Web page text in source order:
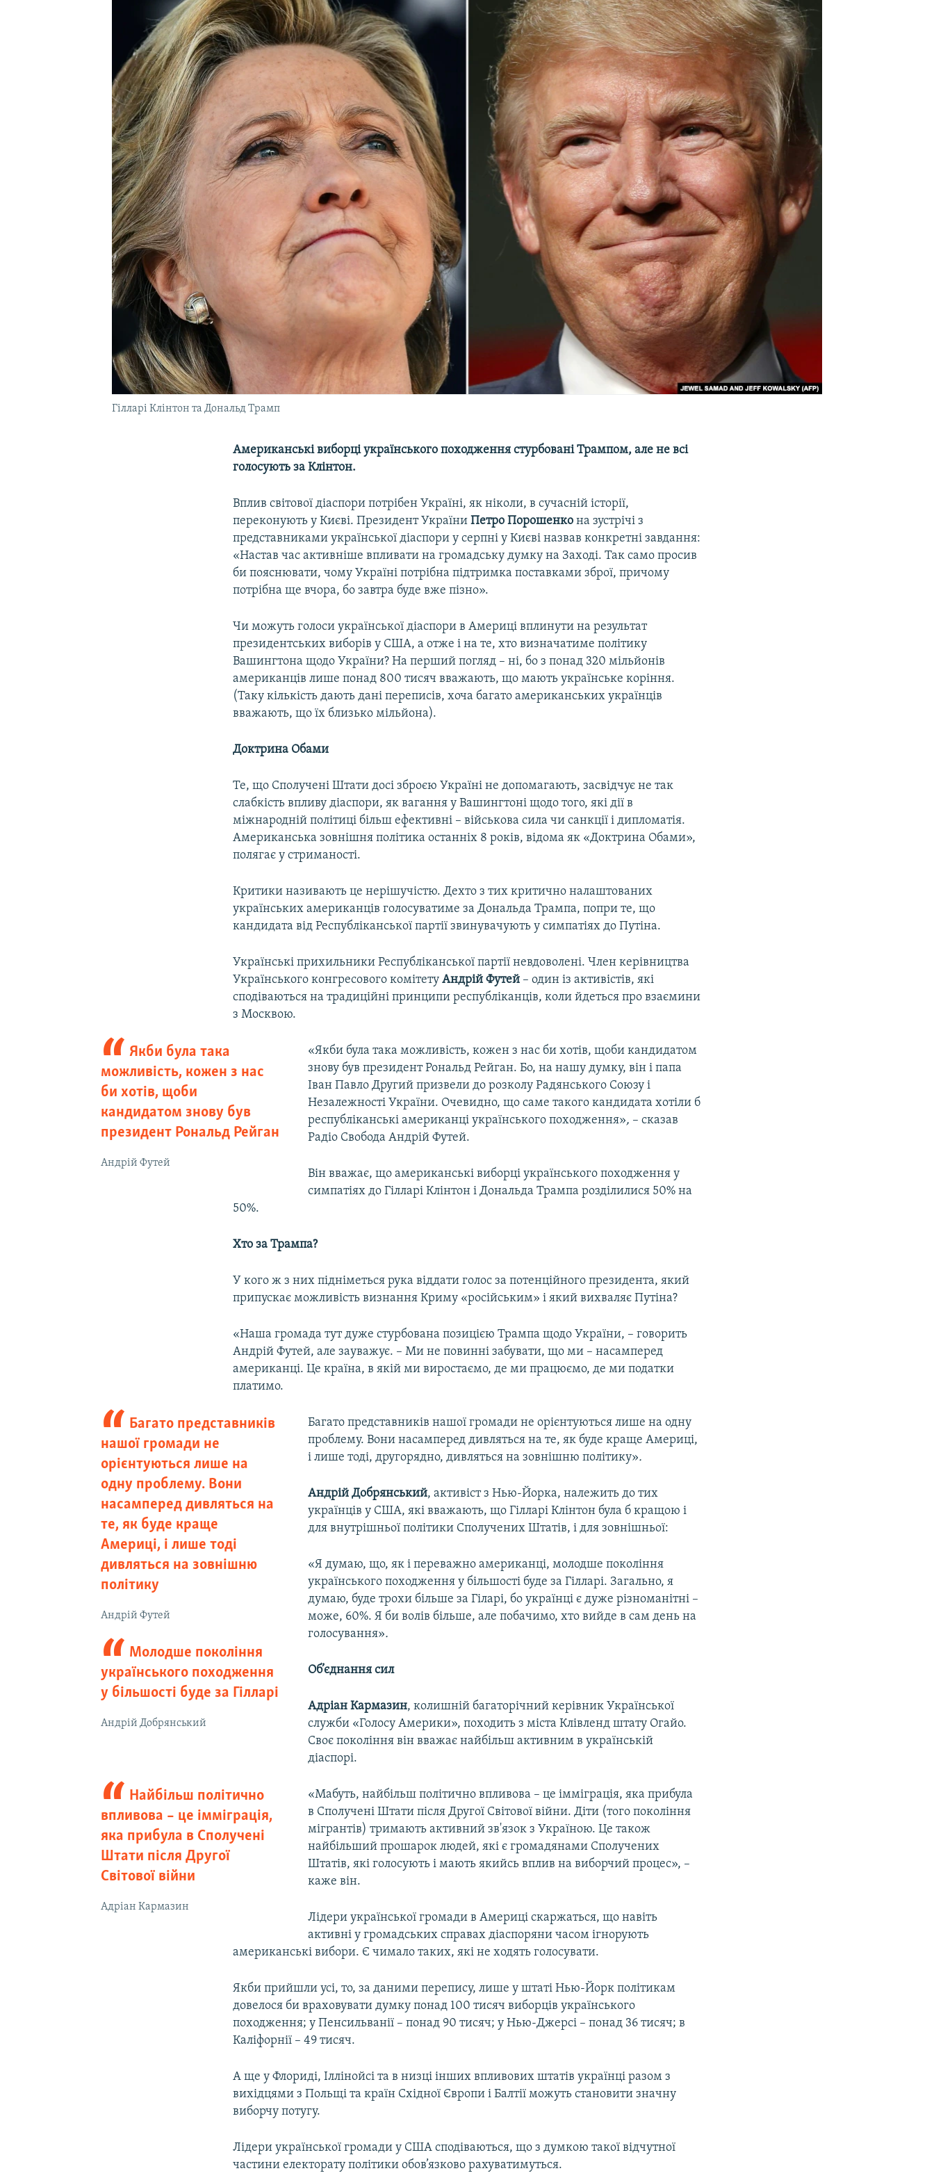
Гілларі Клінтон та Дональд Трамп
Американські виборці українського походження стурбовані Трампом, але не всі
голосують за Клінтон.
Вплив світової діаспори потрібен Україні, як ніколи, в сучасній історії,
переконують у Києві. Президент УкраїниПетро Порошенко на зустрічі з
представниками української діаспори у серпні у Києві назвав конкретні завдання:
«Настав час активніше впливати на громадську думку на Заході. Так само просив
би пояснювати, чому Україні потрібна підтримка поставками зброї, причому
потрібна ще вчора, бо завтра буде вже пізно».
Чи можуть голоси української діаспори в Америці вплинути на результат
президентських виборів у США, а отже і на те, хто визначатиме політику
Вашингтона щодо України? На перший погляд – ні, бо з понад 320 мільйонів
американців лише понад 800 тисяч вважають, що мають українське коріння.
(Таку кількість дають дані переписів, хоча багато американських українців
вважають, що їх близько мільйона).
Доктрина Обами
Те, що Сполучені Штати досі зброєю Україні не допомагають, засвідчує не так
слабкість впливу діаспори, як вагання у Вашингтоні щодо того, які дії в
міжнародній політиці більш ефективні – військова сила чи санкції і дипломатія.
Американська зовнішня політика останніх 8 років, відома як «Доктрина Обами»,
полягає у стриманості.
Критики називають це нерішучістю. Дехто з тих критично налаштованих
українських американців голосуватиме за Дональда Трампа, попри те, що
кандидата від Республіканської партії звинувачують у симпатіях до Путіна.
Українські прихильники Республіканської партії невдоволені. Член керівництва
Українського конгресового комітетуАндрій Футей – один із активістів, які
сподіваються на традиційні принципи республіканців, коли йдеться про взаємини
з Москвою.
Якби була така
можливість, кожен з нас
би хотів, щоби
кандидатом знову був
президент Рональд Рейган
Андрій Футей
«Якби була така можливість, кожен з нас би хотів, щоби кандидатом
знову був президент Рональд Рейган. Бо, на нашу думку, він і папа
Іван Павло Другий призвели до розколу Радянського Союзу і
Незалежності України. Очевидно, що саме такого кандидата хотіли б
республіканські американці українського походження», – сказав
Радіо Свобода Андрій Футей.
Він вважає, що американські виборці українського походження у
симпатіях до Гілларі Клінтон і Дональда Трампа розділилися 50% на
50%.
Хто за Трампа?
У кого ж з них підніметься рука віддати голос за потенційного президента, який
припускає можливість визнання Криму «російським» і який вихваляє Путіна?
«Наша громада тут дуже стурбована позицією Трампа щодо України, – говорить
Андрій Футей, але зауважує. – Ми не повинні забувати, що ми – насамперед
американці. Це країна, в якій ми виростаємо, де ми працюємо, де ми податки
платимо.
Багато представників
нашої громади не
орієнтуються лише на
одну проблему. Вони
насамперед дивляться на
те, як буде краще
Америці, і лише тоді
дивляться на зовнішню
політику
Андрій Футей
Багато представників нашої громади не орієнтуються лише на одну
проблему. Вони насамперед дивляться на те, як буде краще Америці,
і лише тоді, другорядно, дивляться на зовнішню політику».
Андрій Добрянський, активіст з Нью-Йорка, належить до тих
українців у США, які вважають, що Гілларі Клінтон була б кращою і
для внутрішньої політики Сполучених Штатів, і для зовнішньої:
Молодше покоління
українського походження
у більшості буде за Гілларі
Андрій Добрянський
«Я думаю, що, як і переважно американці, молодше покоління
українського походження у більшості буде за Гілларі. Загально, я
думаю, буде трохи більше за Гіларі, бо українці є дуже різноманітні –
може, 60%. Я би волів більше, але побачимо, хто вийде в сам день на
голосування».
Об’єднання сил
Адріан Кармазин, колишній багаторічний керівник Української
служби «Голосу Америки», походить з міста Клівленд штату Огайо.
Своє покоління він вважає найбільш активним в українській
діаспорі.
Найбільш політично
впливова – це імміграція,
яка прибула в Сполучені
Штати після Другої
Світової війни
Адріан Кармазин
«Мабуть, найбільш політично впливова – це імміграція, яка прибула
в Сполучені Штати після Другої Світової війни. Діти (того покоління
мігрантів) тримають активний зв'язок з Україною. Це також
найбільший прошарок людей, які є громадянами Сполучених
Штатів, які голосують і мають якийсь вплив на виборчий процес», –
каже він.
Лідери української громади в Америці скаржаться, що навіть
активні у громадських справах діаспоряни часом ігнорують
американські вибори. Є чимало таких, які не ходять голосувати.
Якби прийшли усі, то, за даними перепису, лише у штаті Нью-Йорк політикам
довелося би враховувати думку понад 100 тисяч виборців українського
походження; у Пенсильванії – понад 90 тисяч; у Нью-Джерсі – понад 36 тисяч; в
Каліфорнії – 49 тисяч.
А ще у Флориді, Іллінойсі та в низці інших впливових штатів українці разом з
вихідцями з Польщі та країн Східної Європи і Балтії можуть становити значну
виборчу потугу.
Лідери української громади у США сподіваються, що з думкою такої відчутної
частини електорату політики обов’язково рахуватимуться.